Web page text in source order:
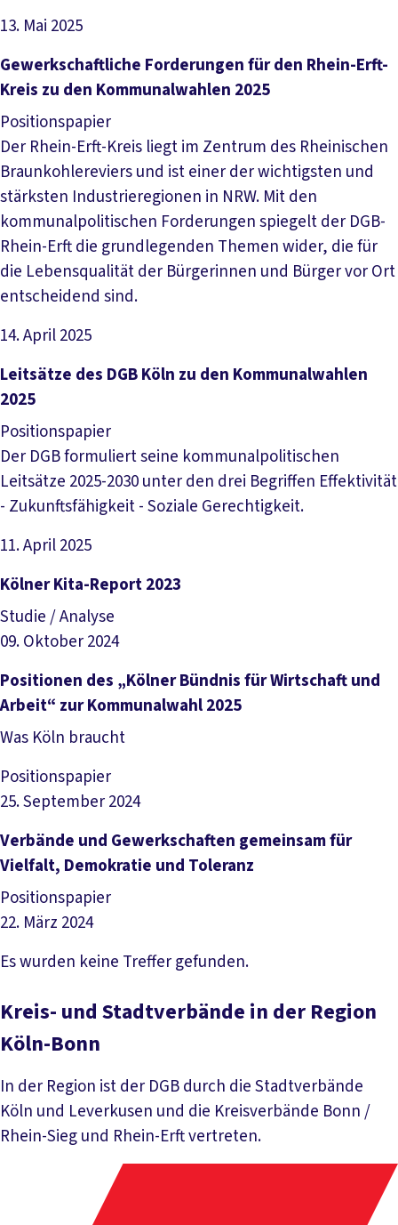
13. Mai 2025
Datei herunterladen
Gewerkschaftliche Forderungen für den Rhein-Erft-
Kreis zu den Kommunalwahlen 2025
Positionspapier
Der Rhein-Erft-Kreis liegt im Zentrum des Rheinischen
Braunkohlereviers und ist einer der wichtigsten und
stärksten Industrieregionen in NRW. Mit den
kommunalpolitischen Forderungen spiegelt der DGB-
Rhein-Erft die grundlegenden Themen wider, die für
die Lebensqualität der Bürgerinnen und Bürger vor Ort
entscheidend sind.
14. April 2025
Datei herunterladen
Leitsätze des DGB Köln zu den Kommunalwahlen
2025
Positionspapier
Der DGB formuliert seine kommunalpolitischen
Leitsätze 2025-2030 unter den drei Begriffen Effektivität
- Zukunftsfähigkeit - Soziale Gerechtigkeit.
11. April 2025
Datei herunterladen
Kölner Kita-Report 2023
Studie / Analyse
09. Oktober 2024
Datei herunterladen
Positionen des „Kölner Bündnis für Wirtschaft und
Arbeit“ zur Kommunalwahl 2025
Was Köln braucht
Positionspapier
25. September 2024
Datei herunterladen
Verbände und Gewerkschaften gemeinsam für
Vielfalt, Demokratie und Toleranz
Positionspapier
22. März 2024
Datei herunterladen
Es wurden keine Treffer gefunden.
Kreis- und Stadtverbände in der Region
Köln-Bonn
In der Region ist der DGB durch die Stadtverbände
Köln und Leverkusen und die Kreisverbände Bonn /
Rhein-Sieg und Rhein-Erft vertreten.